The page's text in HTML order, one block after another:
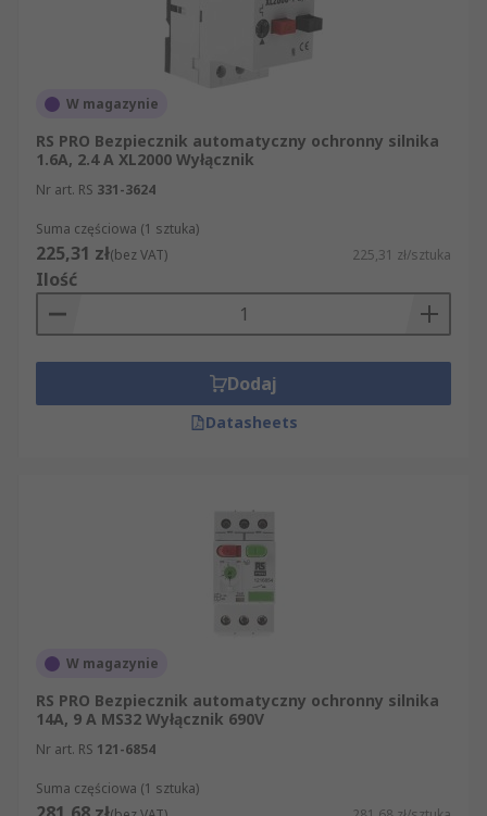
W magazynie
RS PRO Bezpiecznik automatyczny ochronny silnika
1.6A, 2.4 A XL2000 Wyłącznik
Nr art. RS 331-3624
Suma częściowa (1 sztuka)
225,31 zł(bez VAT) 225,31 zł/sztuka
Ilość
Dodaj
Datasheets
W magazynie
RS PRO Bezpiecznik automatyczny ochronny silnika
14A, 9 A MS32 Wyłącznik 690V
Nr art. RS 121-6854
Suma częściowa (1 sztuka)